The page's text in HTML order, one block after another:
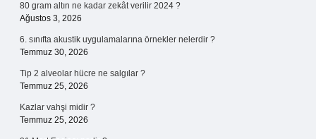
80 gram altın ne kadar zekât verilir 2024 ?
Ağustos 3, 2026
6. sınıfta akustik uygulamalarına örnekler nelerdir ?
Temmuz 30, 2026
Tip 2 alveolar hücre ne salgılar ?
Temmuz 25, 2026
Kazlar vahşi midir ?
Temmuz 25, 2026